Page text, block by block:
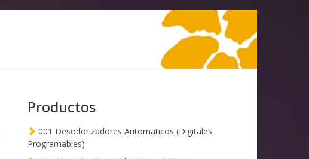
Productos
001 Desodorizadores Automaticos (Digitales
Programables)